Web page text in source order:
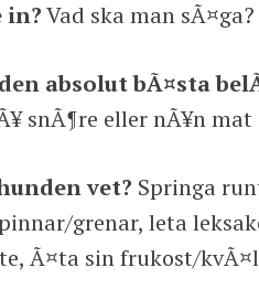
in?Vad ska man sÃ¤ga?
absolut bÃ¤sta
snÃ¶re eller nÃ¥n
vet? Springa
grenar, leta
Ã¤ta sin frukost/